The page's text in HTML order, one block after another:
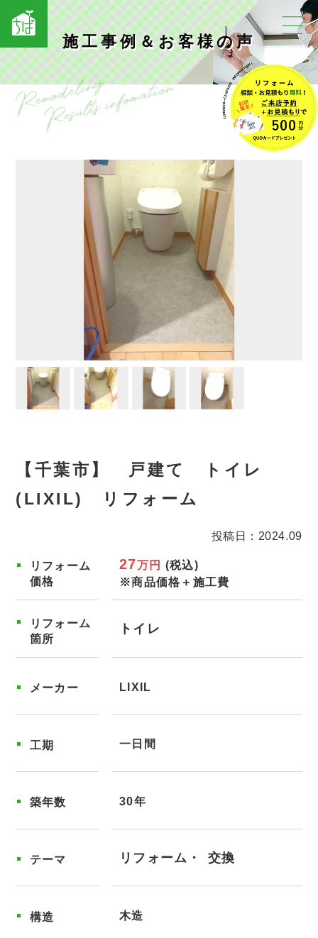
施工事例＆お客様の声
【千葉市】 戸建て トイレ
(LIXIL) リフォーム
投稿日：2024.09
リフォーム
価格
27万円 (税込)
※商品価格＋施工費
リフォーム
箇所
トイレ
メーカー LIXIL
工期 一日間
築年数 30年
テーマ リフォーム 交換
構造 木造